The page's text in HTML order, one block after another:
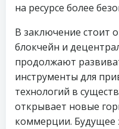
на ресурсе более
В заключение стоит
блокчейн и
продолжают
инструменты для
технологий в
открывает новые
коммерции. Будущее